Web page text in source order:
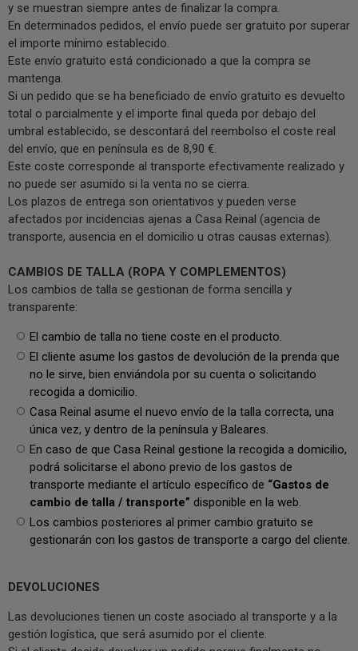
y se muestran siempre antes de finalizar la compra.
En determinados pedidos, el envío puede ser gratuito por superar
el importe mínimo establecido.
Este envío gratuito está condicionado a que la compra se
mantenga.
Si un pedido que se ha beneficiado de envío gratuito es devuelto
total o parcialmente y el importe final queda por debajo del
umbral establecido, se descontará del reembolso el coste real
del envío, que en península es de 8,90 €.
Este coste corresponde al transporte efectivamente realizado y
no puede ser asumido si la venta no se cierra.
Los plazos de entrega son orientativos y pueden verse
afectados por incidencias ajenas a Casa Reinal (agencia de
transporte, ausencia en el domicilio u otras causas externas).
CAMBIOS DE TALLA (ROPA Y COMPLEMENTOS)
Los cambios de talla se gestionan de forma sencilla y
transparente:
El cambio de talla no tiene coste en el producto.
El cliente asume los gastos de devolución de la prenda que
no le sirve, bien enviándola por su cuenta o solicitando
recogida a domicilio.
Casa Reinal asume el nuevo envío de la talla correcta, una
única vez, y dentro de la península y Baleares.
En caso de que Casa Reinal gestione la recogida a domicilio,
podrá solicitarse el abono previo de los gastos de
transporte mediante el artículo específico de “Gastos de
cambio de talla / transporte” disponible en la web.
Los cambios posteriores al primer cambio gratuito se
gestionarán con los gastos de transporte a cargo del cliente.
DEVOLUCIONES
Las devoluciones tienen un coste asociado al transporte y a la
gestión logística, que será asumido por el cliente.